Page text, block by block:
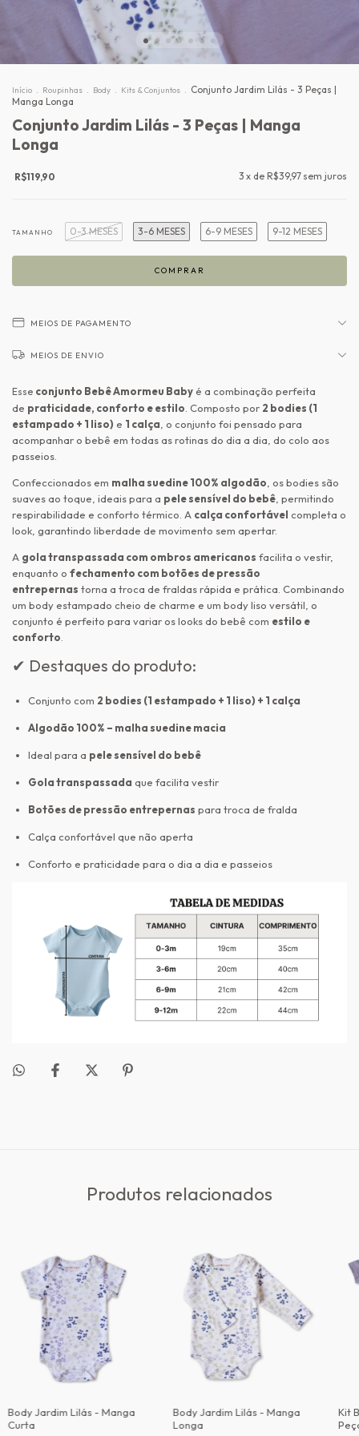
Início . Roupinhas . Body . Kits & Conjuntos . Conjunto Jardim Lilás - 3 Peças |
Manga Longa
Conjunto Jardim Lilás - 3 Peças | Manga
Longa
R$119,90 3 x de R$39,97 sem juros
TAMANHO 0-3 MESES 3-6 MESES 6-9 MESES 9-12 MESES
MEIOS DE PAGAMENTO
MEIOS DE ENVIO
Esse conjunto Bebê Amormeu Baby é a combinação perfeita
de praticidade, conforto e estilo . Composto por 2 bodies (1
estampado + 1 liso) e 1 calça , o conjunto foi pensado para
acompanhar o bebê em todas as rotinas do dia a dia, do colo aos
passeios.
Confeccionados em malha suedine 100% algodão , os bodies são
suaves ao toque, ideais para a pele sensível do bebê , permitindo
respirabilidade e conforto térmico. A calça confortável completa o
look, garantindo liberdade de movimento sem apertar.
A gola transpassada com ombros americanos facilita o vestir,
enquanto o fechamento com botões de pressão
entrepernas torna a troca de fraldas rápida e prática. Combinando
um body estampado cheio de charme e um body liso versátil, o
conjunto é perfeito para variar os looks do bebê com estilo e
conforto
✔ Destaques do produto:
Conjunto com 2 bodies (1 estampado + 1 liso) + 1 calça
Algodão 100% – malha suedine macia
Ideal para a pele sensível do bebê
Gola transpassada que facilita vestir
Botões de pressão entrepernas para troca de fralda
Calça confortável que não aperta
Conforto e praticidade para o dia a dia e passeios
Produtos relacionados
Body Jardim Lilás - Manga
Curta
Body Jardim Lilás - Manga
Longa
Kit